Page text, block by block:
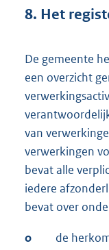
8. Het
De gemeente
een overzicht
van
verwerkingen
bevat alle
iedere
bevat over
o de